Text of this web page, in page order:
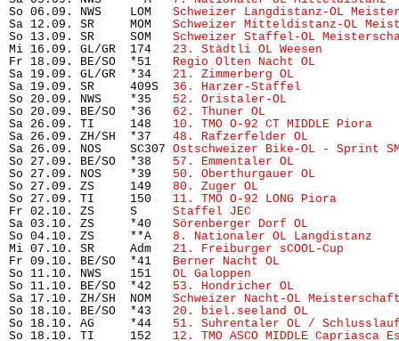
So 06.09. NWS    LOM Schweizer Langdistanz-OL
Sa 12.09. SR     MOM Schweizer Mitteldistanz-OL
So 13.09. SR     SOM Schweizer Staffel-OL
Mi 16.09. GL/GR  174 23. Städtli OL Weesen
Fr 18.09. BE/SO  *51
Regio Olten Nacht OL
Sa 19.09. GL/GR  *34 21. Zimmerberg OL
Sa 19.09. SR     409S 36. Harzer-Staffel
So 20.09. NWS    *35 52. Oristaler-OL
So 20.09. BE/SO  *36 62. Thuner OL
Sa 26.09. TI     148 10. TMO O-92 CT MIDDLE Piora
Sa 26.09. ZH/SH  *37 48. Rafzerfelder OL
Sa 26.09. NOS    SC307 Ostschweizer Bike-OL - Sprint
So 27.09. BE/SO  *38 57. Emmentaler OL
So 27.09. NOS    *39 50. Oberthurgauer OL
So 27.09. ZS     149 80. Zuger OL
So 27.09. TI     150 11. TMO O-92 LONG Piora
Fr 02.10. ZS     S Staffel JEC
Sa 03.10. ZS     *40 Sörenberger Dorf OL
So 04.10. ZS     **A 8. Nationaler OL Langdistanz
Mi 07.10. SR     Adm 21. Freiburger sCOOL-Cup
Fr 09.10. BE/SO  *41
Berner Nacht OL
So 11.10. NWS    151 OL Galoppen
So 11.10. BE/SO  *42 53. Hondricher OL
Sa 17.10. ZH/SH  NOM Schweizer Nacht-OL
So 18.10. BE/SO  *43 20. biel.seeland OL
So 18.10. AG     *44 51. Suhrentaler OL / Schlusslauf
So 18.10. TI     152 12. TMO ASCO MIDDLE Capriasca